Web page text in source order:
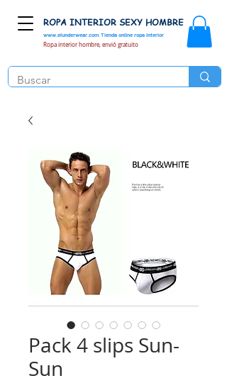
www.elunderwear.com Tienda online ropa interior
ROPA INTERIOR SEXY HOMBRE
Ropa interior hombre, envió gratuito
Pack 4 slips Sun-
Sun